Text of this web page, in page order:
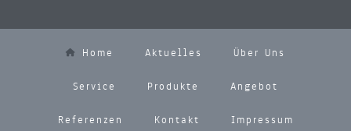
Home Aktuelles Über Uns
Service Produkte Angebot
Referenzen Kontakt Impressum